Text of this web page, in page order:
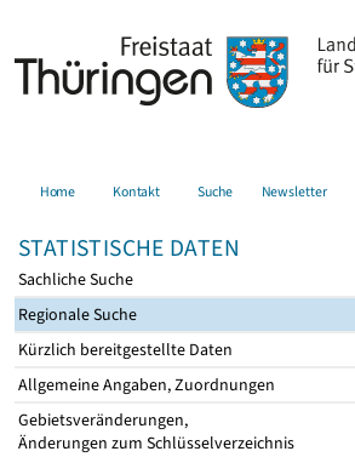
Home Kontakt Suche Newsletter
STATISTISCHE DATEN
Sachliche Suche
Regionale Suche
Kürzlich bereitgestellte Daten
Allgemeine Angaben, Zuordnungen
Gebietsveränderungen,
Änderungen zum Schlüsselverzeichnis